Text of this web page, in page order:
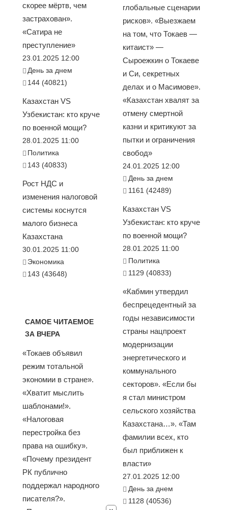
скорее мёртв, чем
застрахован».
«Сатира не
преступление»
23.01.2025 12:00
День за днем
144 (40821)
Казахстан VS
Узбекистан: кто круче
по военной мощи?
28.01.2025 11:00
Политика
143 (40833)
Рост НДС и
изменения налоговой
системы коснутся
малого бизнеса
Казахстана
30.01.2025 11:00
Экономика
143 (43648)
САМОЕ ЧИТАЕМОЕ
ЗА ВЧЕРА
«Токаев объявил
режим тотальной
экономии в стране».
«Хватит мыслить
шаблонами!».
«Налоговая
перестройка без
права на ошибку».
«Почему президент
РК публично
поддержал народного
писателя?».
глобальные сценарии
рисков». «Выезжаем
на том, что Токаев —
китаист» —
Сыроежкин о Токаеве
и Си, секретных
делах и о Масимове».
«Казахстан хвалят за
отмену смертной
казни и критикуют за
пытки и ограничения
свобод»
24.01.2025 12:00
День за днем
1161 (42489)
Казахстан VS
Узбекистан: кто круче
по военной мощи?
28.01.2025 11:00
Политика
1129 (40833)
«Кабмин утвердил
беспрецедентный за
годы независимости
страны нацпроект
модернизации
энергетического и
коммунального
секторов». «Если бы
я стал министром
сельского хозяйства
Казахстана…». «Там
фамилии всех, кто
был приближен к
власти»
27.01.2025 12:00
День за днем
1128 (40536)